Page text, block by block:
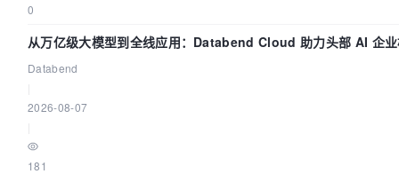
0
从万亿级大模型到全线应用：Databend Cloud 助力头部 AI 企
Trace 数据管道
Databend
2026-08-07
181